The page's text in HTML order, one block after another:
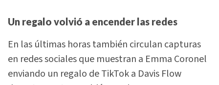
Un regalo volvió a encender las redes
En las últimas horas también circulan capturas
en redes sociales que muestran a Emma Coronel
enviando un regalo de TikTok a Davis Flow